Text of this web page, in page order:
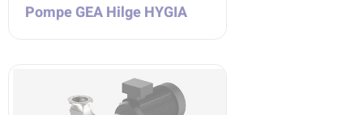
Pompe GEA Hilge HYGIA